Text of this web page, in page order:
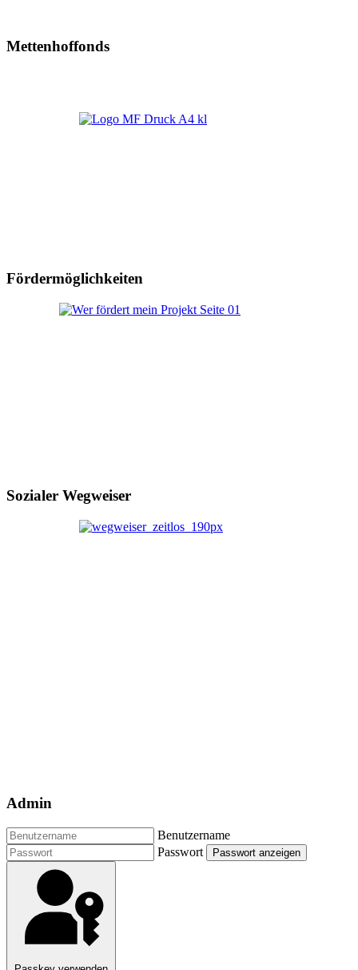
Mettenhoffonds
Fördermöglichkeiten
Sozialer Wegweiser
Admin
Benutzername
Passwort
Passwort anzeigen